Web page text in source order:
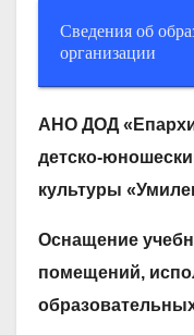
Сведения об
организации
АНО ДОД
детско-
культуры
Оснащение
помещений,